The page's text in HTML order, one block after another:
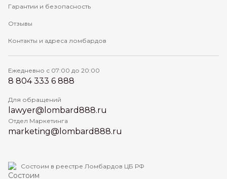
Гарантии и безопасность
Отзывы
Контакты и адреса ломбардов
Ежедневно с 07:00 до 20:00
8 804 333 6 888
Для обращений
lawyer@lombard888.ru
Отдел Маркетинга
marketing@lombard888.ru
Состоим в реестре Ломбардов ЦБ РФ